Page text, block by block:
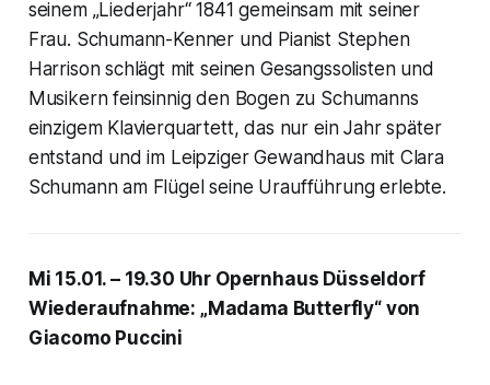
seinem „Liederjahr“ 1841 gemeinsam mit seiner
Frau. Schumann-Kenner und Pianist Stephen
Harrison schlägt mit seinen Gesangssolisten und
Musikern feinsinnig den Bogen zu Schumanns
einzigem Klavierquartett, das nur ein Jahr später
entstand und im Leipziger Gewandhaus mit Clara
Schumann am Flügel seine Uraufführung erlebte.
Mi 15.01. – 19.30 Uhr Opernhaus Düsseldorf
Wiederaufnahme: „Madama Butterfly“ von
Giacomo Puccini